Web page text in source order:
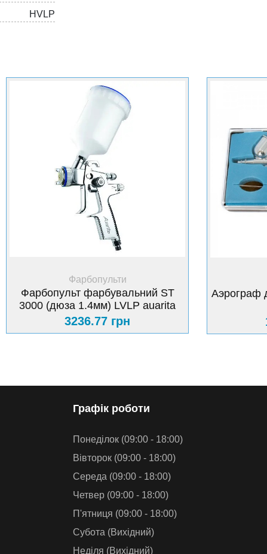
HVLP
+ Купити
Фарбопульти
Фарбопульт фарбувальний ST
3000 (дюза 1.4мм) LVLP auarita
3236.77 грн
Аэрограф
Графiк роботи
Понеділок (09:00 - 18:00)
Вівторок (09:00 - 18:00)
Середа (09:00 - 18:00)
Четвер (09:00 - 18:00)
П'ятниця (09:00 - 18:00)
Субота (Вихідний)
Неділя (Вихідний)